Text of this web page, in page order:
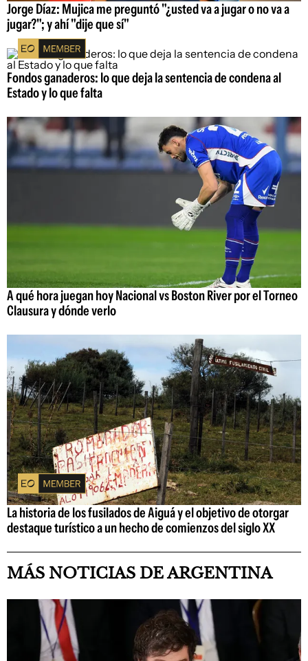
Jorge Díaz: Mujica me preguntó "¿usted va a jugar o no va a
jugar?"; y ahí "dije que sí"
Fondos ganaderos: lo que deja la sentencia de condena al
Estado y lo que falta
A qué hora juegan hoy Nacional vs Boston River por el Torneo
Clausura y dónde verlo
La historia de los fusilados de Aiguá y el objetivo de otorgar
destaque turístico a un hecho de comienzos del siglo XX
MÁS NOTICIAS DE ARGENTINA